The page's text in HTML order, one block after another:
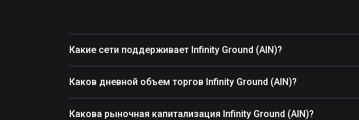
Какие сети поддерживает Infinity Ground (AIN)?
Каков дневной объем торгов Infinity Ground (AIN)?
Какова рыночная капитализация Infinity Ground (AIN)?